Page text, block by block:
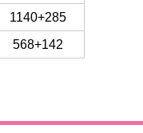
1140+285
568+142